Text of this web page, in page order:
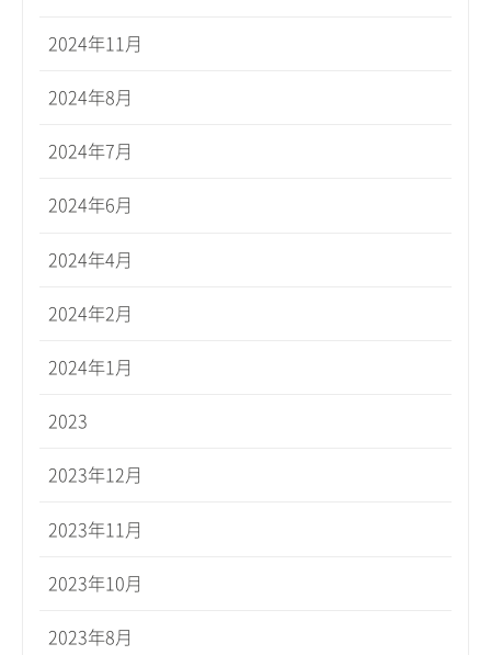
2024年11月
2024年8月
2024年7月
2024年6月
2024年4月
2024年2月
2024年1月
2023
2023年12月
2023年11月
2023年10月
2023年8月